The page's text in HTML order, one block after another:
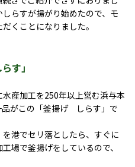
らすが揚がり始めたので、モ
くことになりました。
す」
産加工を250年以上営む浜与本
品がこの「釜揚げ しらす」で
港でセリ落としたら、すぐに
場で釜揚げをしているので、